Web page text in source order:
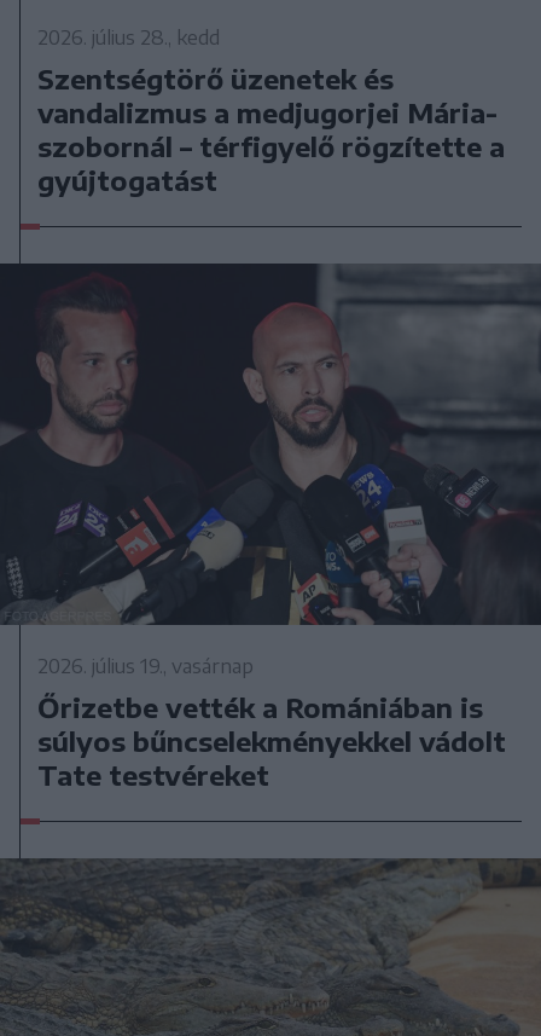
2026. július 28., kedd
Szentségtörő üzenetek és
vandalizmus a medjugorjei Mária-
szobornál – térfigyelő rögzítette a
gyújtogatást
2026. július 19., vasárnap
Őrizetbe vették a Romániában is
súlyos bűncselekményekkel vádolt
Tate testvéreket